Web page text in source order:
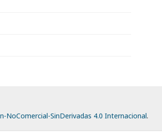
NoComercial-SinDerivadas 4.0 Internacional.